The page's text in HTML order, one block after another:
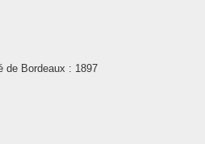
de Bordeaux : 1897